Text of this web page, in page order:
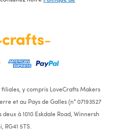
y compris LoveCrafts Makers
et au Pays de Galles (n° 07193527
à 1010 Eskdale Road, Winnersh
5TS.